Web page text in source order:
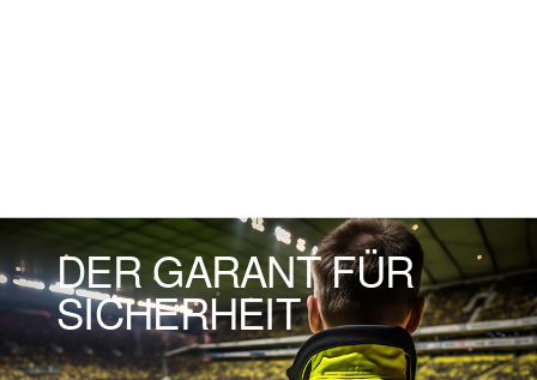
DER GARANT FÜR
SICHERHEIT